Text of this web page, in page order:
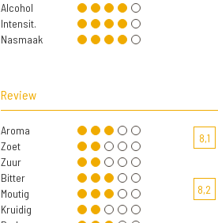
Alcohol
Intensit.
Nasmaak
Review
Aroma
Zoet
Zuur
Bitter
Moutig
Kruidig
8,1
8,2